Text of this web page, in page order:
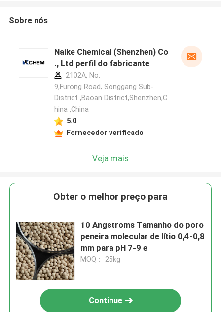
Sobre nós
Naike Chemical (Shenzhen) Co
., Ltd perfil do fabricante
2102A, No.
9,Furong Road, Songgang Sub-
District ,Baoan District,Shenzhen,C
hina ,China
5.0
Fornecedor verificado
Veja mais
Obter o melhor preço para
10 Angstroms Tamanho do poro
peneira molecular de lítio 0,4-0,8
mm para pH 7-9 e
MOQ： 25kg
Continue